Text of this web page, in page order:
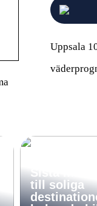
Uppsala
Sista
till soliga